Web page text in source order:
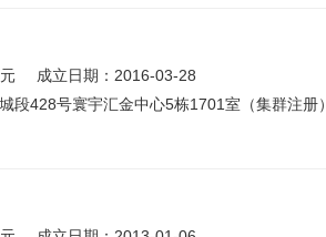
成立日期：2016-03-28
段428号寰宇汇金中心5栋1701室（集群注册）